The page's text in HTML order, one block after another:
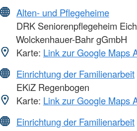
Alten- und Pflegeheime
DRK Seniorenpflegeheim
Wolckenhauer-Bahr gGmbH
Karte: Link zur Google Maps
Einrichtung der Familienarbeit
EKiZ Regenbogen
Karte: Link zur Google Maps
Einrichtung der Familienarbeit